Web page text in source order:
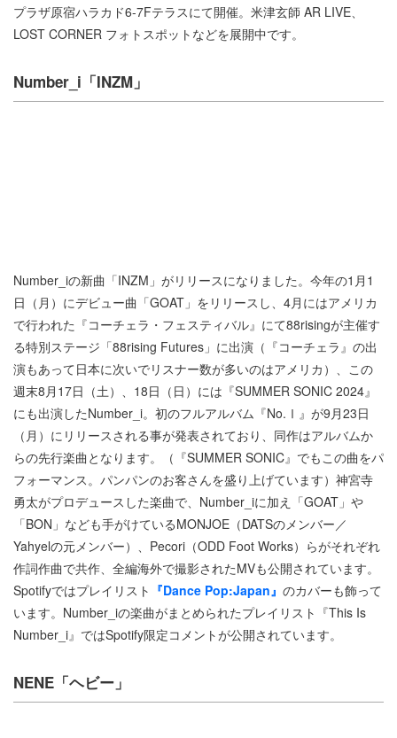
プラザ原宿ハラカド6-7Fテラスにて開催。米津玄師 AR LIVE、
LOST CORNER フォトスポットなどを展開中です。
Number_i「INZM」
Number_iの新曲「INZM」がリリースになりました。今年の1月1
日（月）にデビュー曲「GOAT」をリリースし、4月にはアメリカ
で行われた『コーチェラ・フェスティバル』にて88risingが主催す
る特別ステージ「88rising Futures」に出演（『コーチェラ』の出
演もあって日本に次いでリスナー数が多いのはアメリカ）、この
週末8月17日（土）、18日（日）には『SUMMER SONIC 2024』
にも出演したNumber_i。初のフルアルバム『No.Ⅰ』が9月23日
（月）にリリースされる事が発表されており、同作はアルバムか
らの先行楽曲となります。（『SUMMER SONIC』でもこの曲をパ
フォーマンス。パンパンのお客さんを盛り上げています）神宮寺
勇太がプロデュースした楽曲で、Number_iに加え「GOAT」や
「BON」なども手がけているMONJOE（DATSのメンバー／
Yahyelの元メンバー）、Pecori（ODD Foot Works）らがそれぞれ
作詞作曲で共作、全編海外で撮影されたMVも公開されています。
Spotifyではプレイリスト 『Dance Pop:Japan』 のカバーも飾って
います。Number_iの楽曲がまとめられたプレイリスト『This Is
Number_i』ではSpotify限定コメントが公開されています。
NENE「ヘビー」